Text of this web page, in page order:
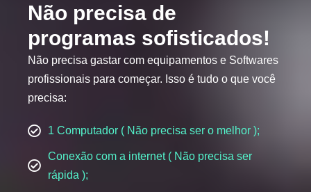
Não precisa de
programas sofisticados!
Não precisa gastar com equipamentos e Softwares
profissionais para começar. Isso é tudo o que você
precisa:
1 Computador ( Não precisa ser o melhor );
Conexão com a internet ( Não precisa ser
rápida );